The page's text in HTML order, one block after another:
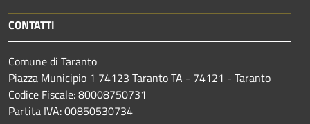
CONTATTI
Comune di Taranto
Piazza Municipio 1 74123 Taranto TA - 74121 - Taranto
Codice Fiscale: 80008750731
Partita IVA: 00850530734